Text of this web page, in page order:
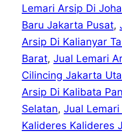
Lemari Arsip Di
Baru Jakarta Pusat,
Arsip Di Kalianyar
Barat, Jual Lemari
Cilincing Jakarta
Arsip Di Kalibata
Selatan, Jual
Kalideres Kalideres